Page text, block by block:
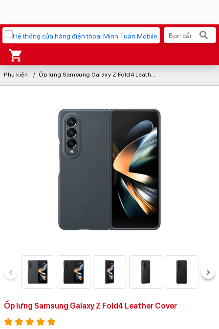
Xu hướng tìm kiếm
AirTag 2 Mới Galaxy Z8 Series
OPPO Reno16
Apple Watch S11 Ốp lưng Pitaka
Osmo Pocket 4 Ốp lưng Apple
Cốc sạc Apple
Phụ kiện Ốp lưng Samsung Galaxy Z Fold4 Leather Cover
Ốp lưng Samsung Galaxy Z Fold4 Leather Cover